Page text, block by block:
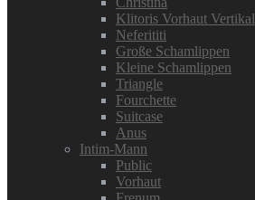
Klitoris Vorhaut Vertikal
Neferititi
Große Schamlippen
Kleine Schamlippen
Triangle
Fourchette
Suitcase
Anus
Intim-Mann
Public
Vorhaut